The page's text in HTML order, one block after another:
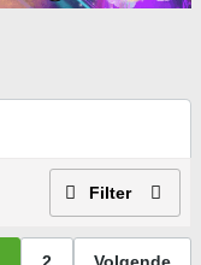
Filter
2 Volgende